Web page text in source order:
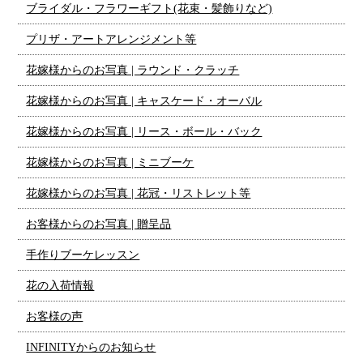
ブライダル・フラワーギフト(花束・髪飾りなど)
プリザ・アートアレンジメント等
花嫁様からのお写真 | ラウンド・クラッチ
花嫁様からのお写真 | キャスケード・オーバル
花嫁様からのお写真 | リース・ボール・バック
花嫁様からのお写真 | ミニブーケ
花嫁様からのお写真 | 花冠・リストレット等
お客様からのお写真 | 贈呈品
手作りブーケレッスン
花の入荷情報
お客様の声
INFINITYからのお知らせ